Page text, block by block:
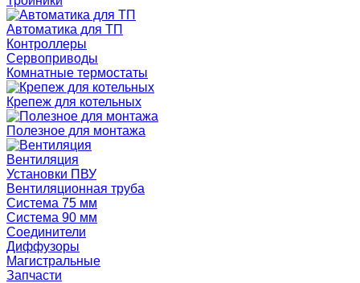
Автоматика для ТП
Контроллеры
Сервоприводы
Комнатные термостаты
Крепеж для котельных
Полезное для монтажа
Вентиляция
Установки ПВУ
Вентиляционная труба
Система 75 мм
Система 90 мм
Соединители
Диффузоры
Магистральные
Запчасти